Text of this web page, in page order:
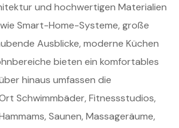
und hochwertigen Materialien
Smart-Home-Systeme, große
Ausblicke, moderne Küchen
bieten ein komfortables
hinaus umfassen die
Schwimmbäder, Fitnessstudios,
Saunen, Massageräume,